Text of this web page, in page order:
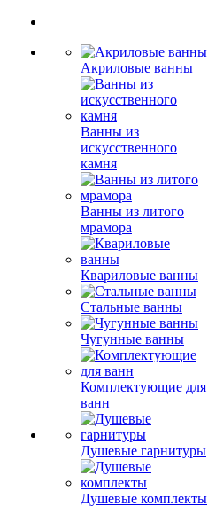
Акриловые ванны
Ванны из
искусственного
камня
Ванны из литого
мрамора
Квариловые ванны
Стальные ванны
Чугунные ванны
Комплектующие для
ванн
Душевые гарнитуры
Душевые комплекты